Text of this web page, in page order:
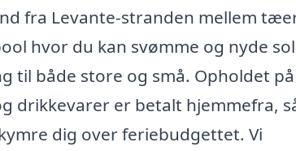
fra Levante-stranden mellem
hvor du kan svømme og nyde
til både store og små. Opholdet på
drikkevarer er betalt hjemmefra,
dig over feriebudgettet. Vi